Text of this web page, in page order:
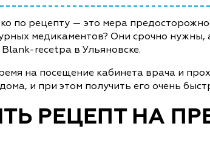
по рецепту — это мера
медикаментов? Они срочно
recetpa в Ульяновске.
на посещение кабинета врача и
и при этом получить его очень
РЕЦЕПТ НА